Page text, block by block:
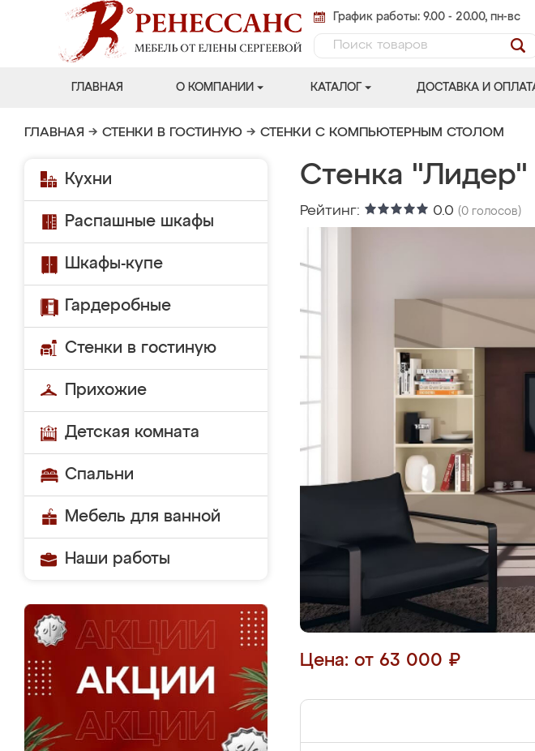
График работы: 9.00 - 20.00, пн-вс
ГЛАВНАЯ О КОМПАНИИ КАТАЛОГ ДОСТАВКА И
ГЛАВНАЯ → СТЕНКИ В ГОСТИНУЮ → СТЕНКИ С КОМПЬЮТЕРНЫМ СТОЛОМ
Кухни
Распашные шкафы
Шкафы-купе
Гардеробные
Стенки в гостиную
Прихожие
Детская комната
Спальни
Мебель для ванной
Наши работы
Стенка "Лидер"
Рейтинг: 0.0 (0 голосов)
Цена: от 63 000 ₽